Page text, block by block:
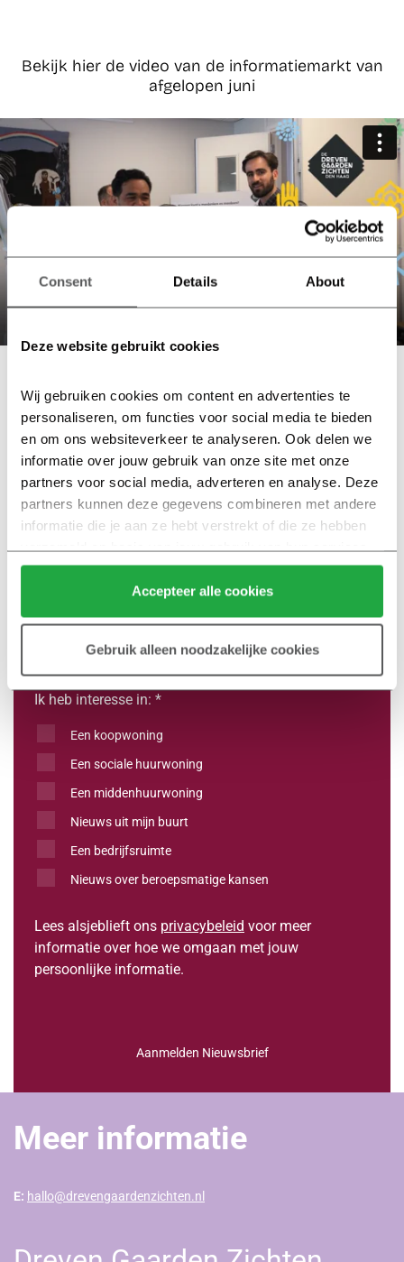
Consent Details About
Deze website gebruikt cookies
Wij gebruiken cookies om content en advertenties te
personaliseren, om functies voor social media te bieden
en om ons websiteverkeer te analyseren. Ook delen we
informatie over jouw gebruik van onze site met onze
partners voor social media, adverteren en analyse. Deze
partners kunnen deze gegevens combineren met andere
informatie die je aan ze hebt verstrekt of die ze hebben
verzameld op basis van jouw gebruik van hun services.
Klik hier voor meer informatie over ons cookiebeleid.
Accepteer alle cookies
Gebruik alleen noodzakelijke cookies
Bekijk hier de video van de informatiemarkt van
afgelopen juni
en blijf op de hoogte!
✓ Over de laatste ontwikkelingen en bijeenkomsten
✓ Wanneer nieuwe huurwoningen in de verhuur gaan
✓ Nuttige informatie rondom het kopen van een
Ik heb interesse in: *
Een koopwoning
Een sociale huurwoning
Een middenhuurwoning
Nieuws uit mijn buurt
Een bedrijfsruimte
Nieuws over beroepsmatige kansen
Lees alsjeblieft ons privacybeleid voor meer
informatie over hoe we omgaan met jouw
persoonlijke informatie.
Aanmelden Nieuwsbrief
Meer informatie
E: hallo@drevengaardenzichten.nl